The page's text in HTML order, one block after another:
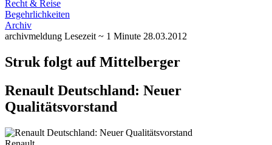
Recht & Reise
Begehrlichkeiten
Archiv
archivmeldung Lesezeit ~ 1 Minute 28.03.2012
Struk folgt auf Mittelberger
Renault Deutschland: Neuer
Qualitätsvorstand